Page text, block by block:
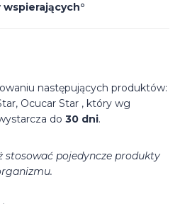
następujących produktów:
Ocucar Star , który wg
do 30 dni.
stosować pojedyncze produkty